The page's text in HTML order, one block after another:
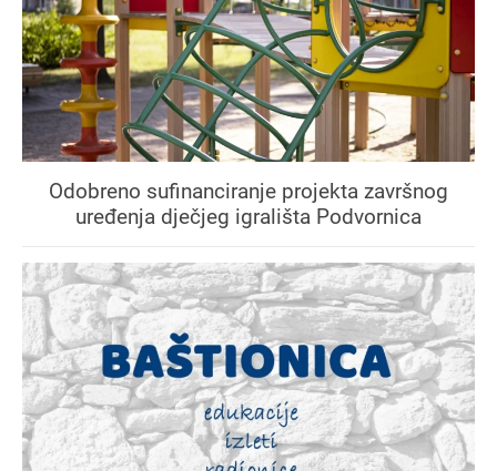
Odobreno sufinanciranje projekta završnog
uređenja dječjeg igrališta Podvornica